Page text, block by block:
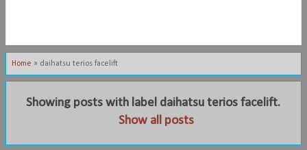
Home » daihatsu terios facelift
Showing posts with label daihatsu terios facelift.
Show all posts